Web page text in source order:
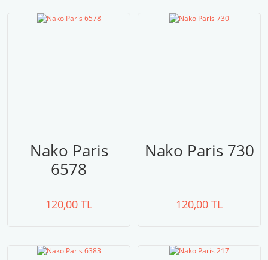
Nako Paris
6578
120,00 TL
Nako Paris 730
120,00 TL